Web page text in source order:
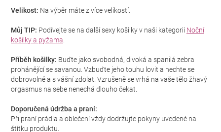
Velikost: Na výběr máte z více velikostí.
Můj TIP: Podívejte se na další sexy košilky v naši kategorii Noční
košilky a pyžama.
Příběh košilky: Buďte jako svobodná, divoká a spanilá zebra
prohánějící se savanou. Vzbuďte jeho touhu lovit a nechte se
dobrovolně a s vášní zdolat. Vzrušeně se vrhá na vaše tělo žhavý
orgasmus na sebe nenechá dlouho čekat.
Doporučená údržba a praní:
Při praní prádla a oblečení vždy dodržujte pokyny uvedené na
štítku produktu.